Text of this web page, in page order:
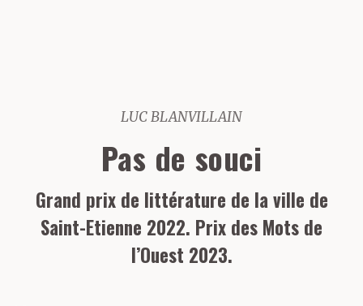
LUC BLANVILLAIN
Pas de souci
Grand prix de littérature de la ville de
Saint-Etienne 2022. Prix des Mots de
l’Ouest 2023.